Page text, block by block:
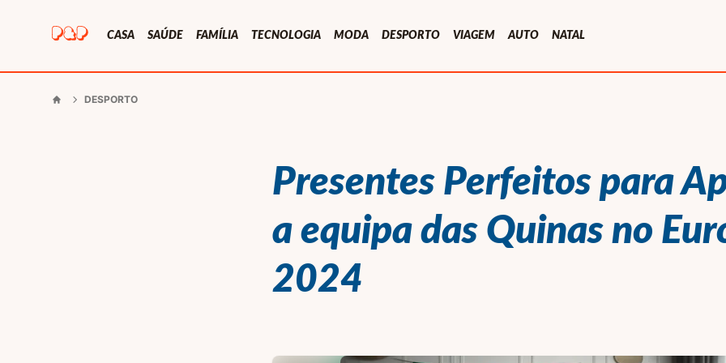
Presentes e Prendas
CASA SAÚDE FAMÍLIA TECNOLOGIA MODA DESPORTO VIAGEM AUTO NATAL
DESPORTO
Presentes Perfeitos para
a equipa das Quinas no
2024